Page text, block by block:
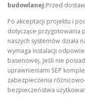
budowlanej:Przed
Po akceptacji projektu i
dotyczące przygotowania
naszych systemów działa
wymaga instalacji
basenowej. Jeśli nie
uprawnieniami SEP
zabezpieczenia
bezpieczeństwa